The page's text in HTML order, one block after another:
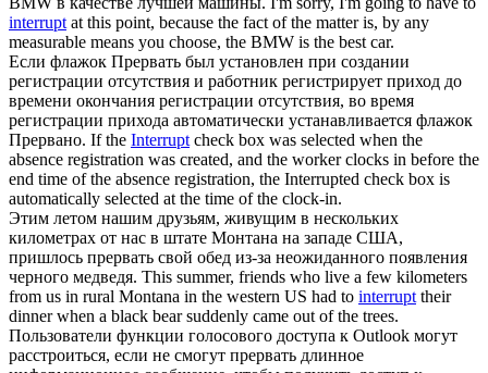
interruptat this point, because the fact of the matter is, by any
measurable means you choose, the BMW is the best car.
Если флажок Прервать был установлен при создании
регистрации отсутствия и работник регистрирует приход до
времени окончания регистрации отсутствия, во время
регистрации прихода автоматически устанавливается флажок
Прервано. If the Interruptcheck box was selected when the
absence registration was created, and the worker clocks in before the
end time of the absence registration, the Interrupted check box is
automatically selected at the time of the clock-in.
Этим летом нашим друзьям, живущим в нескольких
километрах от нас в штате Монтана на западе США,
пришлось прервать свой обед из-за неожиданного появления
черного медведя. This summer, friends who live a few kilometers
from us in rural Montana in the western US had to interrupttheir
dinner when a black bear suddenly came out of the trees.
Пользователи функции голосового доступа к Outlook могут
расстроиться, если не смогут прервать длинное